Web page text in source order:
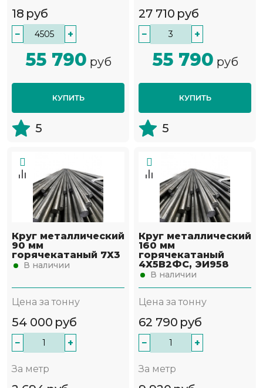
18 руб
− +
55 790 руб
КУПИТЬ
5
27 710 руб
− +
55 790 руб
КУПИТЬ
5
Круг металлический
90 мм
горячекатаный 7Х3
В наличии
Цена за тонну
54 000 руб
− +
За метр
Круг металлический
160 мм
горячекатаный
4Х5В2ФС, ЭИ958
В наличии
Цена за тонну
62 790 руб
− +
За метр